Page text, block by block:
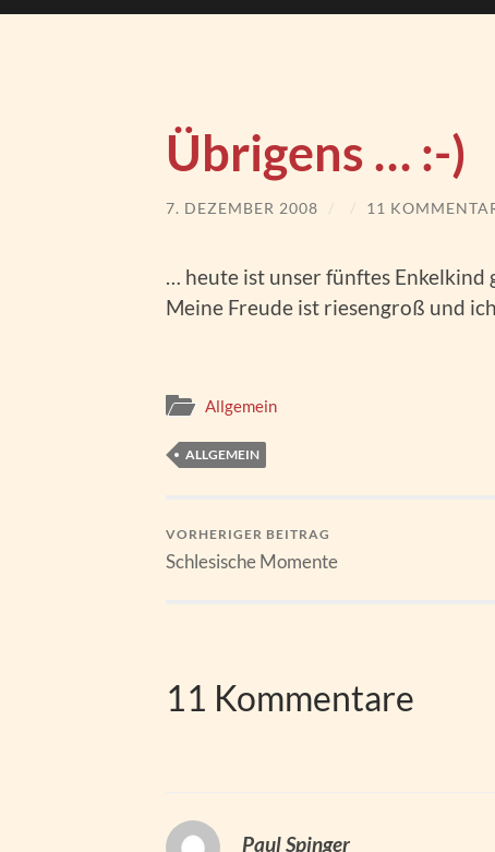
Übrigens … :-)
7. DEZEMBER 2008 / / 11
… heute ist unser fünftes
Meine Freude ist riesengroß und
Allgemein
ALLGEMEIN
VORHERIGER BEITRAG
Schlesische Momente
11 Kommentare
Paul Spinger